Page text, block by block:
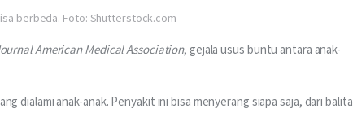
berbeda. Foto: Shutterstock.com
American Medical Association, gejala usus buntu antara anak-
dialami anak-anak. Penyakit ini bisa menyerang siapa saja, dari balita